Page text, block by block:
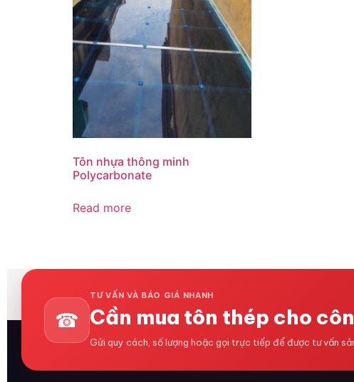
Tôn nhựa thông minh
Polycarbonate
Read more
☎
TƯ VẤN VÀ BÁO GIÁ NHANH
Cần mua tôn thép cho
Gửi quy cách, số lượng hoặc gọi trực tiếp để được tư vấn